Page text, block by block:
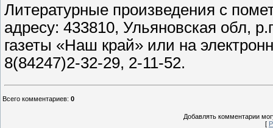
Литературные произведения с
адресу: 433810, Ульяновская обл,
газеты «Наш край» или на
8(84247)2-32-29, 2-11-52.
Всего комментариев: 0
Добавлять комментарии
[